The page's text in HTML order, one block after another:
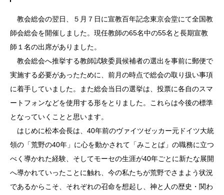
教会総会の翌日、５月７日に宣教百年記念東京会堂にて全国教
師会総会を開催しました。現任教師の65名中の55名と長期宣教
師１名の出席がありました。
教会総会へ推挙する教師試験委員候補者の選出を事前に郵便で
実施する必要があったために、前月の時点で総会の取り扱い事項
に着手していました。また総会当日の選挙は、投票に各自のスマ
ートフォンなどを使用する形をとりました。これらは今後の標準
となっていくことと思います。
はじめに松本会長は、40年前のヴァイツゼッカー元ドイツ大統
領の「荒野の40年」に心を動かされて「みことば」の職務に立つ
べく導かれた経験、そしてモーセの生涯が40年ごとに新たな展開
へ導かれていったことに触れ、今の私たちが荒野でさまよう状況
であるからこそ、それぞれの召命を想起し、神と人の歴史・関わ